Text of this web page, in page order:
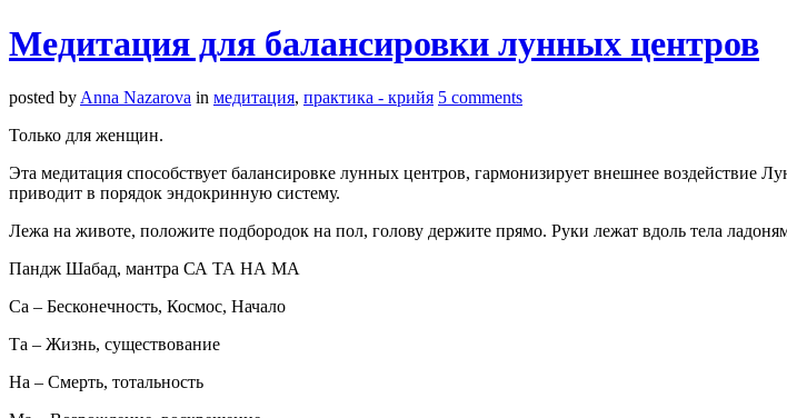
Медитация для балансировки лунных центров
posted by Anna Nazarova in медитация, практика - крийя 5 comments
Только для женщин.
Эта медитация способствует балансировке лунных центров, гармонизирует внешнее воздействие
приводит в порядок эндокринную систему.
Лежа на животе, положите подбородок на пол, голову держите прямо. Руки лежат вдоль тела
Пандж Шабад, мантра СА ТА НА МА
Са – Бесконечность, Космос, Начало
Та – Жизнь, существование
На – Смерть, тотальность